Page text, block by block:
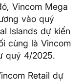
Vincom Mega
vào quý
Islands dự kiến
cùng là Vincom
quý 4/2025.
Retail dự